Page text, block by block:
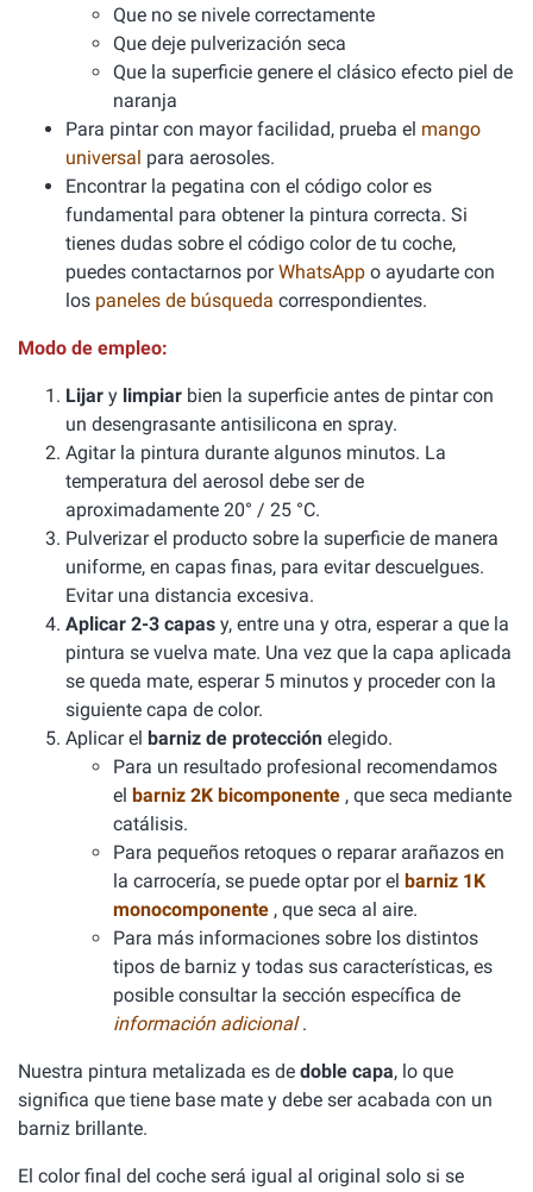
Que no se nivele correctamente
Que deje pulverización seca
Que la superficie genere el clásico efecto piel de
naranja
Para pintar con mayor facilidad, prueba el mango
universal para aerosoles.
Encontrar la pegatina con el código color es
fundamental para obtener la pintura correcta. Si
tienes dudas sobre el código color de tu coche,
puedes contactarnos porWhatsApp o ayudarte con
los paneles de búsqueda correspondientes.
Modo de empleo:
Lijar y limpiar bien la superficie antes de pintar con
un desengrasante antisilicona en spray.
Agitar la pintura durante algunos minutos. La
temperatura del aerosol debe ser de
aproximadamente 20° / 25 °C.
Pulverizar el producto sobre la superficie de manera
uniforme, en capas finas, para evitar descuelgues.
Evitar una distancia excesiva.
Aplicar 2-3 capas y, entre una y otra, esperar a que la
pintura se vuelva mate. Una vez que la capa aplicada
se queda mate, esperar 5 minutos y proceder con la
siguiente capa de color.
Aplicar el barniz de protección elegido.
Para un resultado profesional recomendamos
el barniz 2K bicomponente , que seca mediante
catálisis.
Para pequeños retoques o reparar arañazos en
la carrocería, se puede optar por el barniz 1K
monocomponente , que seca al aire.
Para más informaciones sobre los distintos
tipos de barniz y todas sus características, es
posible consultar la sección específica de
información adicional.
Nuestra pintura metalizada es de doble capa, lo que
significa que tiene base mate y debe ser acabada con un
barniz brillante.
El color final del coche será igual al original solo si se